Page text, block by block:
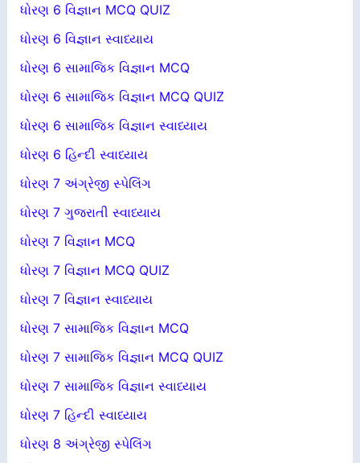
ધોરણ 6 વિજ્ઞાન MCQ QUIZ
ધોરણ 6 વિજ્ઞાન સ્વાધ્યાય
ધોરણ 6 સામાજિક વિજ્ઞાન MCQ
ધોરણ 6 સામાજિક વિજ્ઞાન MCQ QUIZ
ધોરણ 6 સામાજિક વિજ્ઞાન સ્વાધ્યાય
ધોરણ 6 હિન્દી સ્વાધ્યાય
ધોરણ 7 અંગ્રેજી સ્પેલિંગ
ધોરણ 7 ગુજરાતી સ્વાધ્યાય
ધોરણ 7 વિજ્ઞાન MCQ
ધોરણ 7 વિજ્ઞાન MCQ QUIZ
ધોરણ 7 વિજ્ઞાન સ્વાધ્યાય
ધોરણ 7 સામાજિક વિજ્ઞાન MCQ
ધોરણ 7 સામાજિક વિજ્ઞાન MCQ QUIZ
ધોરણ 7 સામાજિક વિજ્ઞાન સ્વાધ્યાય
ધોરણ 7 હિન્દી સ્વાધ્યાય
ધોરણ 8 અંગ્રેજી સ્પેલિંગ